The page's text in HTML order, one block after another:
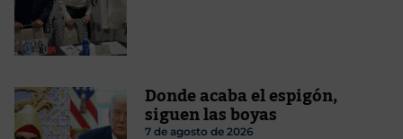
Donde acaba el espigón,
siguen las boyas
7 de agosto de 2026